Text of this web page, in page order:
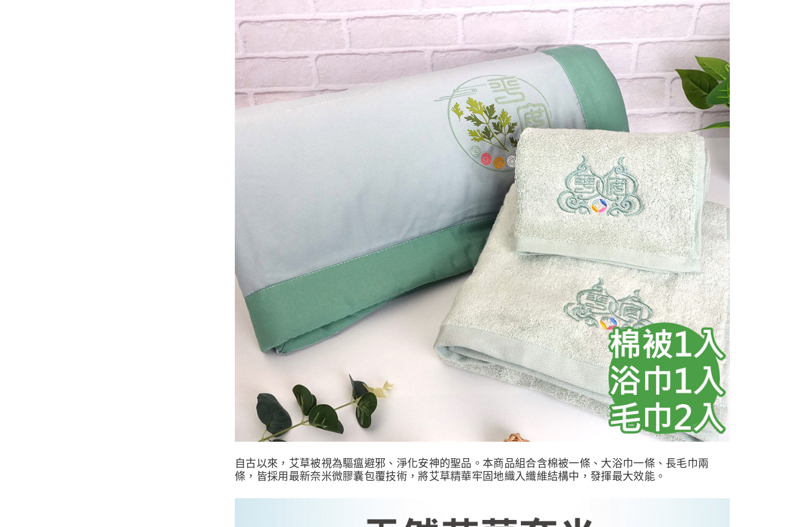
自古以來，艾草被視為驅瘟避邪、淨化安神的聖品。本商品組合含棉被一條、大浴巾一條、長毛巾兩
條，皆採用最新奈米微膠囊包覆技術，將艾草精華牢固地織入纖維結構中，發揮最大效能。